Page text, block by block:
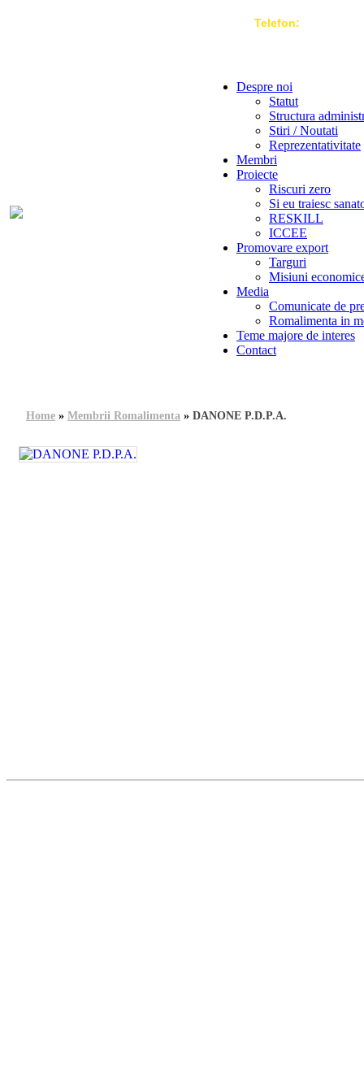
Telefon:
Despre noi
Statut
Structura
Stiri / Noutati
Reprezentativitate
Membri
Proiecte
Riscuri zero
Si eu traiesc
RESKILL
ICCEE
Promovare export
Targuri
Misiuni
Media
Comunicate de
Romalimenta in
Teme majore de interes
Contact
Home » Membrii Romalimenta » DANONE P.D.P.A.